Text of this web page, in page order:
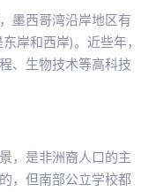
墨西哥湾沿岸地区有
岸和西岸)。近些年，
、生物技术等高科技
，是非洲裔人口的主
，但南部公立学校都